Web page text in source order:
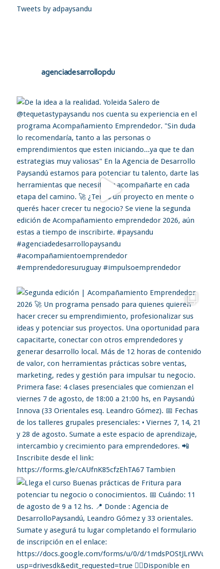
Tweets by adpaysandu
agenciadesarrollopdu